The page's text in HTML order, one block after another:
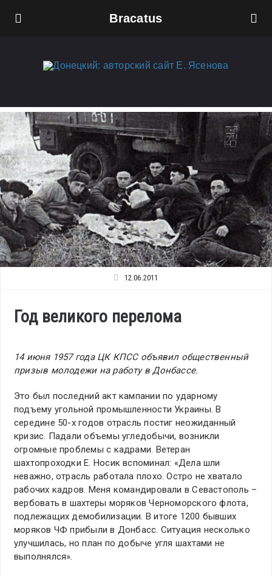
Bracatus
12.06.2011
Год великого перелома
14 июня 1957 года ЦК КПСС объявил общественный
призыв молодежи на работу в Донбассе.
Это был последний акт кампании по ударному
подъему угольной промышленности Украины. В
середине 50-х годов отрасль постиг неожиданный
кризис. Падали объемы угледобычи, возникли
огромные проблемы с кадрами. Ветеран
шахтопроходки Е. Носик вспоминал: «Дела шли
неважно, отрасль работала плохо. Остро не хватало
рабочих кадров. Меня командировали в Севастополь –
вербовать в шахтеры моряков Черноморского флота,
подлежащих демобилизации. В итоге 1200 бывших
моряков ЧФ прибыли в Донбасс. Ситуация несколько
улучшилась, но план по добыче угля шахтами не
выполнялся».